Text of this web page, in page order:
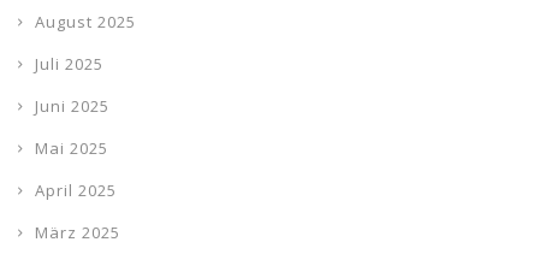
August 2025
Juli 2025
Juni 2025
Mai 2025
April 2025
März 2025